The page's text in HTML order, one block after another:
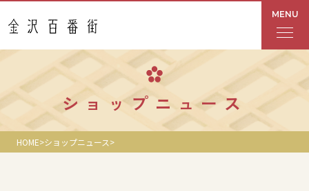
MENU
フロアガイド
あんと
Rinto
ショップニュース
HOME ショップニュース